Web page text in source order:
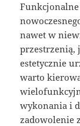
nawet w
przestrzenią,
estetycznie
warto
wykonania i
zadowolenie